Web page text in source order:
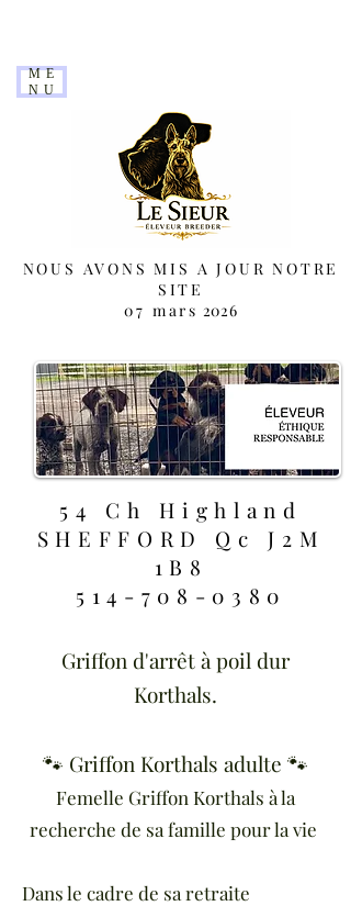
ME
NU
NOUS AVONS MIS A JOUR NOTRE
SITE
07 mars 2026
54 Ch Highland
SHEFFORD Qc J2M
1B8
514-708-0380
Griffon d'arrêt à poil dur
Korthals.
🐾 Griffon Korthals adulte 🐾
Femelle Griffon Korthals à la
recherche de sa famille pour la vie
Dans le cadre de sa retraite